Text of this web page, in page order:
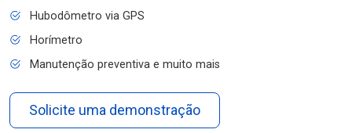
Hubodômetro via GPS
Horímetro
Manutenção preventiva e muito mais
Solicite uma demonstração